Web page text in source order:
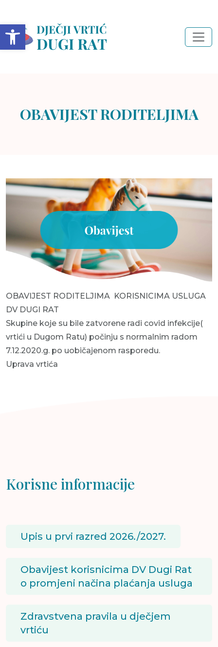
Open toolbar
OBAVIJEST RODITELJIMA
OBAVIJEST RODITELJIMA KORISNICIMA USLUGA
DV DUGI RAT
Skupine koje su bile zatvorene radi covid infekcije(
vrtići u Dugom Ratu) počinju s normalnim radom
7.12.2020.g. po uobičajenom rasporedu.
Uprava vrtića
Korisne informacije
Upis u prvi razred 2026./2027.
Obavijest korisnicima DV Dugi Rat
o promjeni načina plaćanja usluga
Zdravstvena pravila u dječjem
vrtiću